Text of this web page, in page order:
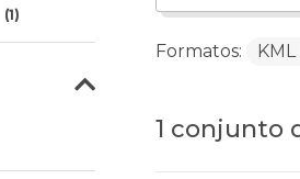
(1)
1 conjunto
Formatos: KML